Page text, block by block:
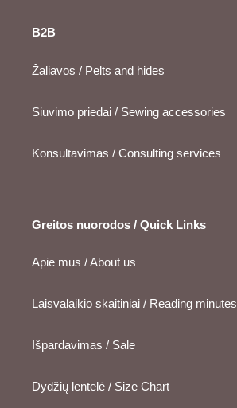
B2B
Žaliavos / Pelts and hides
Siuvimo priedai / Sewing accessories
Konsultavimas / Consulting services
Greitos nuorodos / Quick Links
Apie mus / About us
Laisvalaikio skaitiniai / Reading minutes
Išpardavimas / Sale
Dydžių lentelė / Size Chart